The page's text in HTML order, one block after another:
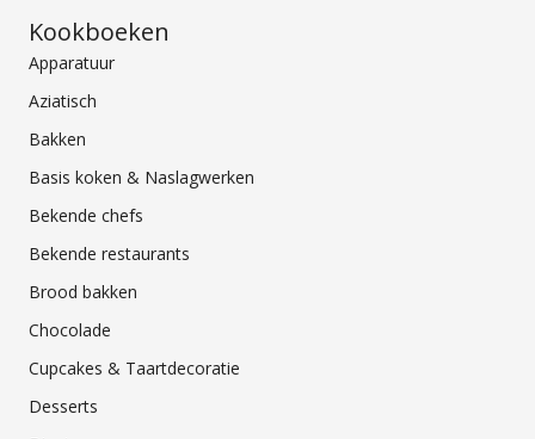
Kookboeken
Apparatuur
Aziatisch
Bakken
Basis koken & Naslagwerken
Bekende chefs
Bekende restaurants
Brood bakken
Chocolade
Cupcakes & Taartdecoratie
Desserts